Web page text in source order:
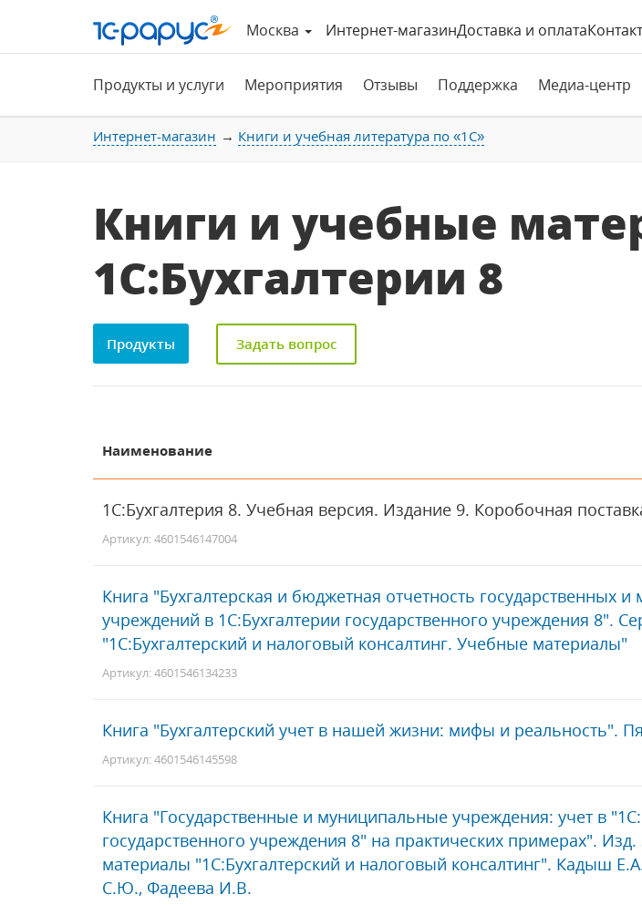
Москва Интернет-магазинДоставка и оплата
Продукты и услуги Мероприятия Отзывы Поддержка Медиа-центр
Интернет-магазин Книги и учебная литература по «1С»
Книги и учебные
1С:Бухгалтерии 8
Продукты Задать вопрос
Наименование
1С:Бухгалтерия 8. Учебная версия. Издание 9. Коробочная
Артикул: 4601546147004
Книга "Бухгалтерская и бюджетная отчетность государственных
учреждений в 1С:Бухгалтерии государственного учреждения 8".
"1С:Бухгалтерский и налоговый консалтинг. Учебные материалы"
Артикул: 4601546134233
Книга "Бухгалтерский учет в нашей жизни: мифы и реальность".
Артикул: 4601546145598
Книга "Государственные и муниципальные учреждения: учет в
государственного учреждения 8" на практических примерах".
материалы "1С:Бухгалтерский и налоговый консалтинг". Кадыш
С.Ю., Фадеева И.В.